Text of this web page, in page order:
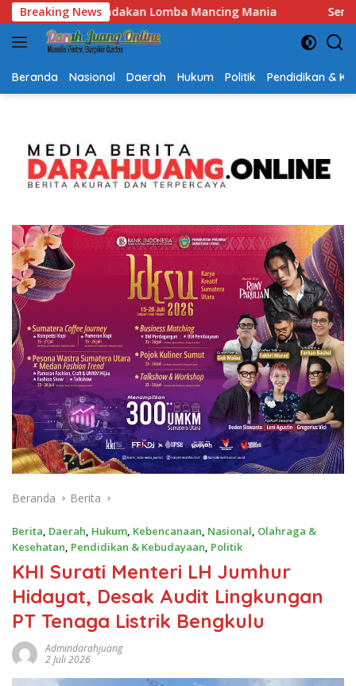
Langsung
ke
konten
Breaking News
Mania Semarak HUT RI dan Hari Jadi Kalsel,
Beranda Nasional Daerah Hukum Politik Pendidikan &
Beranda Berita
Berita, Daerah, Hukum, Kebencanaan, Nasional, Olahraga &
Kesehatan, Pendidikan & Kebudayaan, Politik
KHI Surati Menteri LH Jumhur
Hidayat, Desak Audit Lingkungan
PT Tenaga Listrik Bengkulu
Admindarahjuang
2 Juli 2026